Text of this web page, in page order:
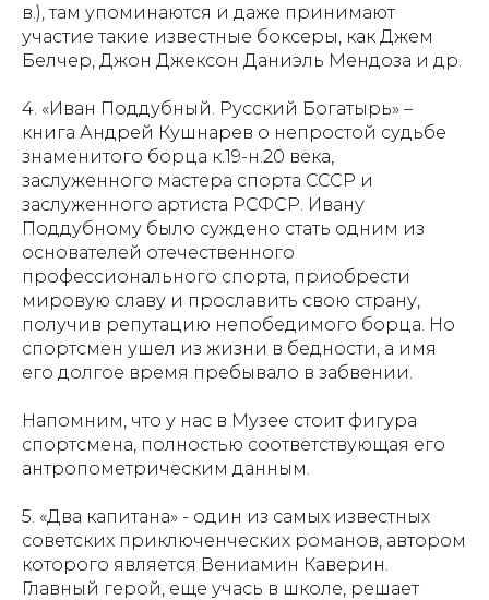
в.), там упоминаются и даже принимают
участие такие известные боксеры, как Джем
Белчер, Джон Джексон Даниэль Мендоза и др.
4. «Иван Поддубный. Русский Богатырь» –
книга Андрей Кушнарев о непростой судьбе
знаменитого борца к.19-н.20 века,
заслуженного мастера спорта СССР и
заслуженного артиста РСФСР. Ивану
Поддубному было суждено стать одним из
основателей отечественного
профессионального спорта, приобрести
мировую славу и прославить свою страну,
получив репутацию непобедимого борца. Но
спортсмен ушел из жизни в бедности, а имя
его долгое время пребывало в забвении.
Напомним, что у нас в Музее стоит фигура
спортсмена, полностью соответствующая его
антропометрическим данным.
5. «Два капитана» - один из самых известных
советских приключенческих романов, автором
которого является Вениамин Каверин.
Главный герой, еще учась в школе, решает